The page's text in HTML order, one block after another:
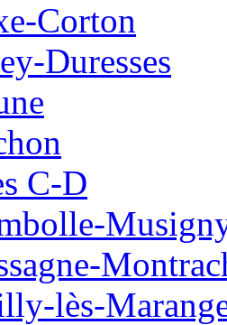
Corton
Duresses
C-D
lès-